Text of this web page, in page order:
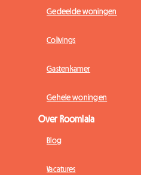
Gedeelde woningen
Colivings
Gastenkamer
Gehele woningen
Over Roomlala
Blog
Vacatures